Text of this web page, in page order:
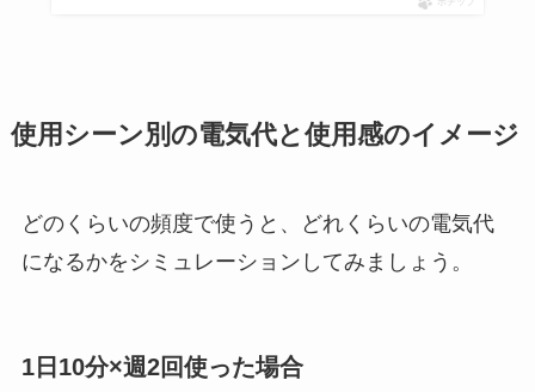
使用シーン別の電気代と使用感のイメージ
どのくらいの頻度で使うと、どれくらいの電気代
になるかをシミュレーションしてみましょう。
1日10分×週2回使った場合